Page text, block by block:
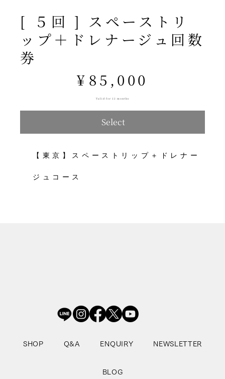
[ ５回 ] スペーストリ
ップ＋ドレナージュ回数
券
¥ 85,000
Valid for 12 months
Select
【東京】スペーストリップ＋ドレナー
ジュコース
SHOP Q&A ENQUIRY NEWSLETTER
BLOG